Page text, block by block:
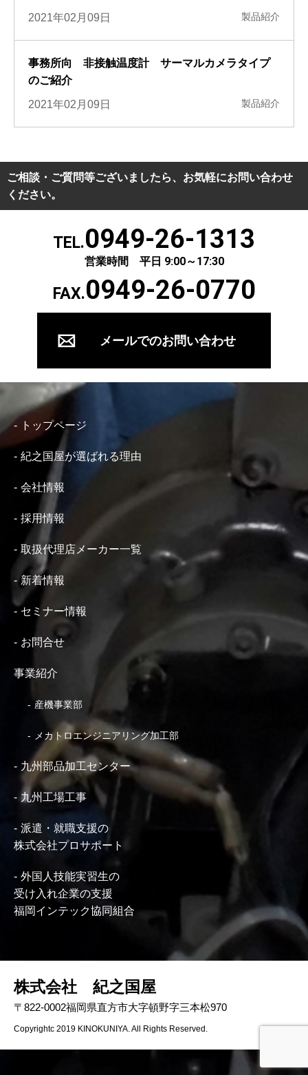
2021年02月09日 製品紹介
事務所向 非接触温度計 サーマルカメラタイプ
のご紹介
2021年02月09日 製品紹介
ご相談・ご質問等ございましたら、お気軽にお問い合わせ
ください。
TEL.0949-26-1313
営業時間 平日 9:00～17:30
FAX.0949-26-0770
メールでのお問い合わせ
トップページ
紀之国屋が選ばれる理由
会社情報
採用情報
取扱代理店メーカー一覧
新着情報
セミナー情報
お問合せ
事業紹介
産機事業部
メカトロエンジニアリング加工部
九州部品加工センター
九州工場工事
派遣・就職支援の
株式会社プロサポート
外国人技能実習生の
受け入れ企業の支援
福岡インテック協同組合
株式会社 紀之国屋
〒822-0002福岡県直方市大字頓野字三本松970
Copyrightc 2019 KINOKUNIYA. All Rights Reserved.